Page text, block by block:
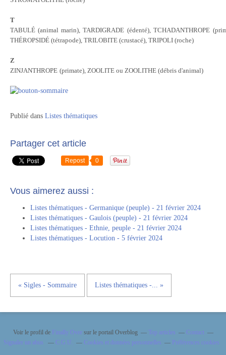
T
TABULÉ (animal marin), TARDIGRADE (édenté), TCHADANTHROPE
THÉROPSIDÉ (tétrapode), TRILOBITE (crustacé), TRIPOLI (roche)
Z
ZINJANTHROPE (primate), ZOOLITE ou ZOOLITHE (débris d'animal)
Publié dans Listes thématiques
Partager cet article
Repost 0
Vous aimerez aussi :
Listes thématiques - Germanique (peuple) - 21 février 2024
Listes thématiques - Gaulois (peuple) - 21 février 2024
Listes thématiques - Ethnie, peuple - 21 février 2024
Listes thématiques - Locution - 5 février 2024
« Sigles - Sommaire Listes thématiques -... »
Voir le profil de Finally Oversur le portail Overblog Top articles
Contact
Signaler un abus
C.G.U. Cookies et données personnelles Préférences cookies